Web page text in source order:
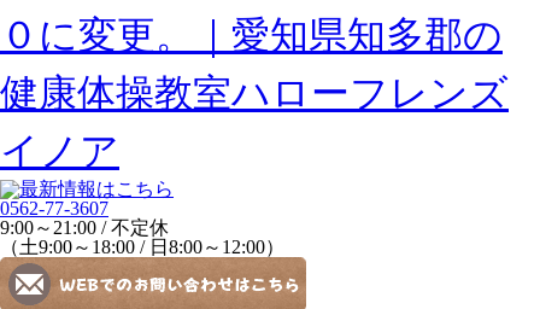
0562-77-3607
9:00～21:00 / 不定休
（土9:00～18:00 / 日8:00～12:00）